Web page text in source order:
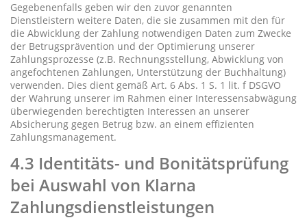
Gegebenenfalls geben wir den zuvor genannten
Dienstleistern weitere Daten, die sie zusammen mit den für
die Abwicklung der Zahlung notwendigen Daten zum Zwecke
der Betrugsprävention und der Optimierung unserer
Zahlungsprozesse (z.B. Rechnungsstellung, Abwicklung von
angefochtenen Zahlungen, Unterstützung der Buchhaltung)
verwenden. Dies dient gemäß Art. 6 Abs. 1 S. 1 lit. f DSGVO
der Wahrung unserer im Rahmen einer Interessensabwägung
überwiegenden berechtigten Interessen an unserer
Absicherung gegen Betrug bzw. an einem effizienten
Zahlungsmanagement.
4.3 Identitäts- und Bonitätsprüfung
bei Auswahl von Klarna
Zahlungsdienstleistungen